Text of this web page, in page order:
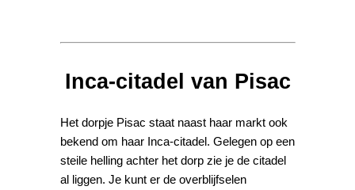
Inca-citadel van Pisac
Het dorpje Pisac staat naast haar markt ook
bekend om haar Inca-citadel. Gelegen op een
steile helling achter het dorp zie je de citadel
al liggen. Je kunt er de overblijfselen